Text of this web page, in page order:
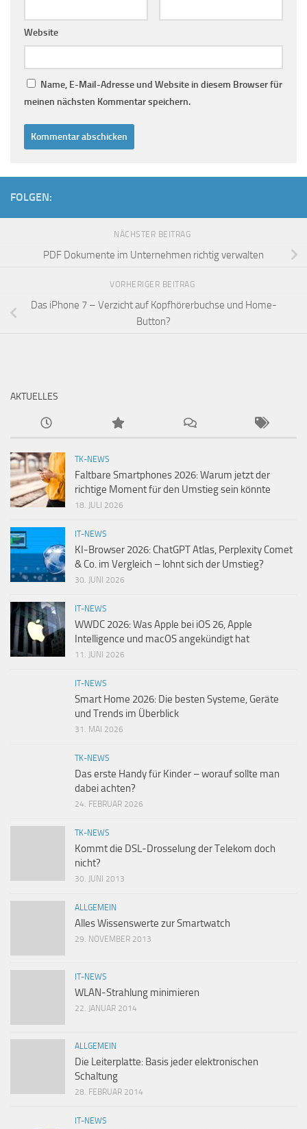
Website
Name, E-Mail-Adresse und Website in diesem Browser für
meinen nächsten Kommentar speichern.
FOLGEN:
NÄCHSTER BEITRAG
PDF Dokumente im Unternehmen richtig verwalten
VORHERIGER BEITRAG
Das iPhone 7 – Verzicht auf Kopfhörerbuchse und Home-
Button?
AKTUELLES
TK-NEWS
Faltbare Smartphones 2026: Warum jetzt der
richtige Moment für den Umstieg sein könnte
18. JULI 2026
IT-NEWS
KI-Browser 2026: ChatGPT Atlas, Perplexity Comet
& Co. im Vergleich – lohnt sich der Umstieg?
30. JUNI 2026
IT-NEWS
WWDC 2026: Was Apple bei iOS 26, Apple
Intelligence und macOS angekündigt hat
11. JUNI 2026
IT-NEWS
Smart Home 2026: Die besten Systeme, Geräte
und Trends im Überblick
31. MAI 2026
TK-NEWS
Das erste Handy für Kinder – worauf sollte man
dabei achten?
24. FEBRUAR 2026
TK-NEWS
Kommt die DSL-Drosselung der Telekom doch
nicht?
30. JUNI 2013
ALLGEMEIN
Alles Wissenswerte zur Smartwatch
29. NOVEMBER 2013
IT-NEWS
WLAN-Strahlung minimieren
22. JANUAR 2014
ALLGEMEIN
Die Leiterplatte: Basis jeder elektronischen
Schaltung
28. FEBRUAR 2014
IT-NEWS